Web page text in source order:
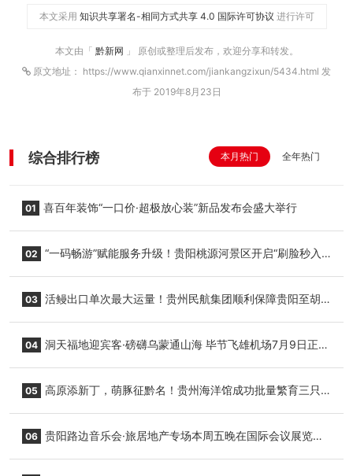
本文采用 知识共享署名-相同方式共享 4.0 国际许可协议 进行许可
本文由「 黔新网 」 原创或整理后发布，欢迎分享和转发。
原文地址： https://www.qianxinnet.com/jiankangzixun/5434.html 发
布于 2019年8月23日
综合排行榜 本月热门 全年热门
01 喜百年装饰“一口价·超极放心装”新品发布会盛大举行
02 “一码畅游”赋能服务升级！贵阳桃源河景区开启“刷脸秒入
03 活鳗出口单次最大运量！贵州民航集团顺利保障贵阳至胡
04 洞天福地迎宾客·磅礴乌蒙通山海 毕节飞雄机场7月9日正式
05 高原添新丁，萌豚征黔名！贵州海洋馆成功批量繁育三只
06 贵阳路边音乐会·旅居地产专场本周五晚在国际会议展览中